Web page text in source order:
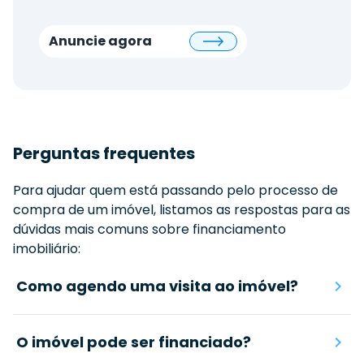
Anuncie agora
Perguntas frequentes
Para ajudar quem está passando pelo processo de
compra de um imóvel, listamos as respostas para as
dúvidas mais comuns sobre financiamento
imobiliário:
Como agendo uma visita ao imóvel?
O imóvel pode ser financiado?